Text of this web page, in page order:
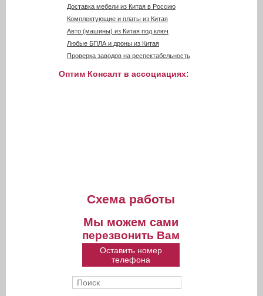
Доставка мебели из Китая в Россию
Комплектующие и платы из Китая
Авто (машины) из Китая под ключ
Любые БПЛА и дроны из Китая
Проверка заводов на респектабельность
Оптим Консалт в ассоциациях:
Схема работы
Мы можем сами
перезвонить Вам
Оставить номер
телефона
Форма поиска
Поиск